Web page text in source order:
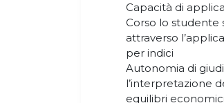
Capacità di
Corso lo studente
attraverso
per indici
Autonomia di
l’interpretazione
equilibri